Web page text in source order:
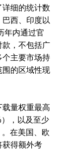
细的统计数
西、印度以
年内通过官
，不包括广
主要市场持
的区域性现
量权重最高
），以及至少
在美国、欧
得额外考